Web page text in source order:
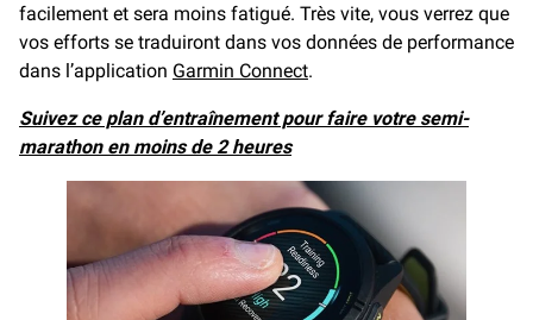
facilement et sera moins fatigué. Très vite, vous verrez que
vos efforts se traduiront dans vos données de performance
dans l’application Garmin Connect.
Suivez ce plan d’entraînement pour faire votre semi-
marathon en moins de 2 heures